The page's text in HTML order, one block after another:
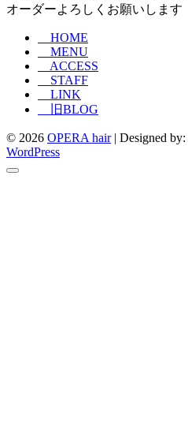
オーダーよろしくお願いします
HOME
MENU
ACCESS
STAFF
LINK
旧BLOG
© 2026 OPERA hair| Designed by:
WordPress